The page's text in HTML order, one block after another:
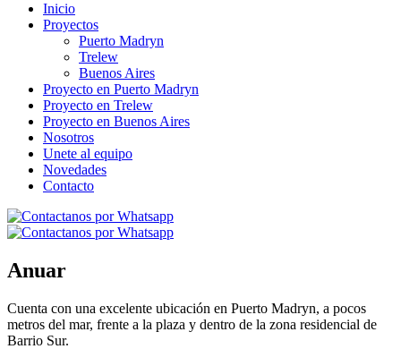
Inicio
Proyectos
Puerto Madryn
Trelew
Buenos Aires
Proyecto en Puerto Madryn
Proyecto en Trelew
Proyecto en Buenos Aires
Nosotros
Unete al equipo
Novedades
Contacto
Anuar
Cuenta con una excelente ubicación en Puerto Madryn, a pocos
metros del mar, frente a la plaza y dentro de la zona residencial de
Barrio Sur.